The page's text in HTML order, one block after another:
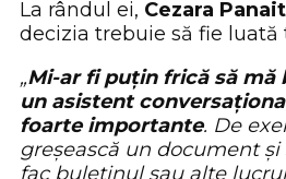
La rândul ei, Cezara Panait
decizia trebuie să fie luată
„Mi-ar fi puțin frică să mă
un asistent
foarte importante. De
greșească un document
fac buletinul sau alte